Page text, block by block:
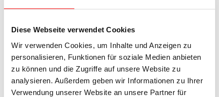
Diese Webseite verwendet Cookies
Wir verwenden Cookies, um Inhalte und Anzeigen zu
personalisieren, Funktionen für soziale Medien anbieten
zu können und die Zugriffe auf unsere Website zu
analysieren. Außerdem geben wir Informationen zu Ihrer
Verwendung unserer Website an unsere Partner für
im Hafen lässt Sie den Abend entspannt
6. Tag:Dangast – Oldenburg, ca.
55 km